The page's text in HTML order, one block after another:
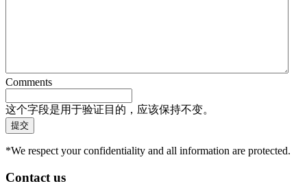
Comments
这个字段是用于验证目的，应该保持不变。
*We respect your confidentiality and all information are protected.
Contact us